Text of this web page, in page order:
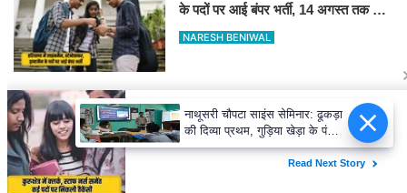
के पदों पर आई बंपर भर्ती, 14 अगस्त तक करें
आवेदन
NARESH BENIWAL
नाथूसरी चौपटा: खेतों में सक्रिय हुआ केबल
चोर गिरोह, गुसाईआना में 4 सोलर पैनल केबल
की चोरी
NARESH BENIWAL
नाथूसरी चौपटा साइंस सेमिनार: ढूकड़ा
की दिव्या प्रथम, गुड़िया खेड़ा के पंकज
को दूसरा स्थान